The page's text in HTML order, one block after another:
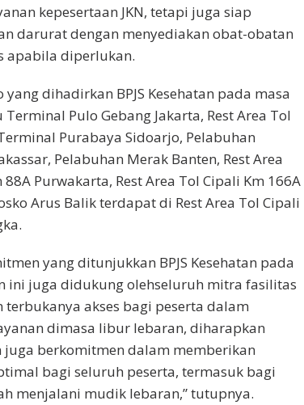
kepesertaan JKN, tetapi juga siap
darurat dengan menyediakan obat-obatan
apabila diperlukan.
dihadirkan BPJS Kesehatan pada masa
Pulo Gebang Jakarta, Rest Area Tol
Purabaya Sidoarjo, Pelabuhan
Pelabuhan Merak Banten, Rest Area
Purwakarta, Rest Area Tol Cipali Km 166A
Arus Balik terdapat di Rest Area Tol Cipali
yang ditunjukkan BPJS Kesehatan pada
ini juga didukung olehseluruh mitra fasilitas
terbukanya akses bagi peserta dalam
dimasa libur lebaran, diharapkan
juga berkomitmen dalam memberikan
bagi seluruh peserta, termasuk bagi
menjalani mudik lebaran,” tutupnya.